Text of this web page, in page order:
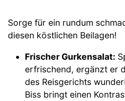
Sorge für ein rundum
diesen köstlichen Beilagen!
Frischer Gurkensalat:
erfrischend, ergänzt er
des Reisgerichts
Biss bringt einen